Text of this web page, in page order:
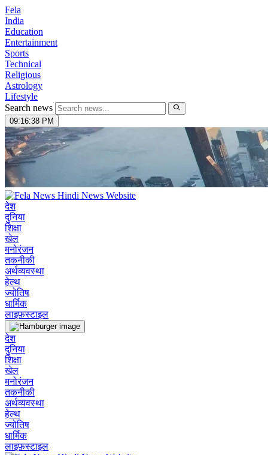
Fela
India
Education
Entertainment
Sports
Technical
Religious
Astrology
Lifestyle
Search news
09:16:39 PM
देश
दुनिया
शिक्षा
खेल
मनोरंजन
तकनीकी
अर्थव्यवस्था
हेल्थ
ज्योतिष
धार्मिक
लाइफ़स्टाइल
देश
दुनिया
शिक्षा
खेल
मनोरंजन
तकनीकी
अर्थव्यवस्था
हेल्थ
ज्योतिष
धार्मिक
लाइफ़स्टाइल